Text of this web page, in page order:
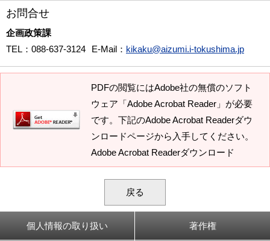
お問合せ
企画政策課
TEL ：088-637-3124 E-Mail ： kikaku@aizumi.i-tokushima.jp
PDFの閲覧にはAdobe社の無償のソフト
ウェア「Adobe Acrobat Reader」が必要
です。下記のAdobe Acrobat Readerダウ
ンロードページから入手してください。
Adobe Acrobat Readerダウンロード
戻る
個人情報の取り扱い 著作権